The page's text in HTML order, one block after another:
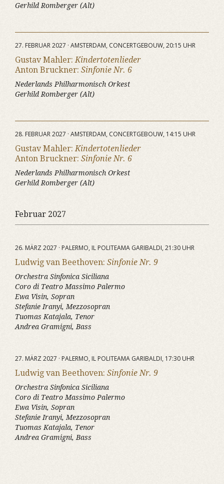
Gerhild Romberger (Alt)
27. FEBRUAR 2027 · AMSTERDAM, CONCERTGEBOUW, 20:15 UHR
Gustav Mahler:Kindertotenlieder
Anton Bruckner: Sinfonie Nr. 6
Nederlands Philharmonisch Orkest
Gerhild Romberger (Alt)
28. FEBRUAR 2027 · AMSTERDAM, CONCERTGEBOUW, 14:15 UHR
Gustav Mahler:Kindertotenlieder
Anton Bruckner: Sinfonie Nr. 6
Nederlands Philharmonisch Orkest
Gerhild Romberger (Alt)
Februar 2027
26. MÄRZ 2027 · PALERMO, IL POLITEAMA GARIBALDI, 21:30 UHR
Ludwig van Beethoven: Sinfonie Nr. 9
Orchestra Sinfonica Siciliana
Coro di Teatro Massimo Palermo
Ewa Visin, Sopran
Stefanie Iranyi, Mezzosopran
Tuomas Katajala, Tenor
Andrea Gramigni, Bass
27. MÄRZ 2027 · PALERMO, IL POLITEAMA GARIBALDI, 17:30 UHR
Ludwig van Beethoven: Sinfonie Nr. 9
Orchestra Sinfonica Siciliana
Coro di Teatro Massimo Palermo
Ewa Visin, Sopran
Stefanie Iranyi, Mezzosopran
Tuomas Katajala, Tenor
Andrea Gramigni, Bass